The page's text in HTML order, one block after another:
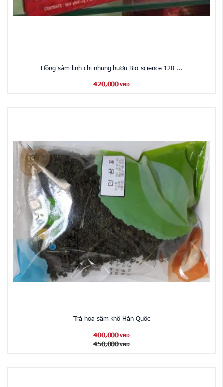
Hồng sâm linh chi nhung hươu Bio-science 120 ...
420,000 VND
Trà hoa sâm khô Hàn Quốc
400,000 VND
450,000 VND